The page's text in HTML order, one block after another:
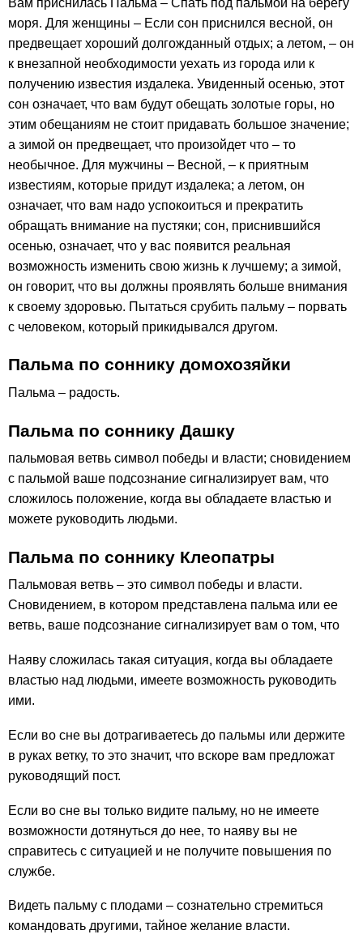
моря. Для женщины – Если сон приснился весной, он
предвещает хороший долгожданный отдых; а летом, – он
к внезапной необходимости уехать из города или к
получению известия издалека. Увиденный осенью, этот
сон означает, что вам будут обещать золотые горы, но
этим обещаниям не стоит придавать большое значение;
а зимой он предвещает, что произойдет что – то
необычное. Для мужчины – Весной, – к приятным
известиям, которые придут издалека; а летом, он
означает, что вам надо успокоиться и прекратить
обращать внимание на пустяки; сон, приснившийся
осенью, означает, что у вас появится реальная
возможность изменить свою жизнь к лучшему; а зимой,
он говорит, что вы должны проявлять больше внимания
к своему здоровью. Пытаться срубить пальму – порвать
с человеком, который прикидывался другом.
Пальма по соннику домохозяйки
Пальма – радость.
Пальма по соннику Дашку
пальмовая ветвь символ победы и власти; сновидением
с пальмой ваше подсознание сигнализирует вам, что
сложилось положение, когда вы обладаете властью и
можете руководить людьми.
Пальма по соннику Клеопатры
Пальмовая ветвь – это символ победы и власти.
Сновидением, в котором представлена пальма или ее
ветвь, ваше подсознание сигнализирует вам о том, что
Наяву сложилась такая ситуация, когда вы обладаете
властью над людьми, имеете возможность руководить
ими.
Если во сне вы дотрагиваетесь до пальмы или держите
в руках ветку, то это значит, что вскоре вам предложат
руководящий пост.
Если во сне вы только видите пальму, но не имеете
возможности дотянуться до нее, то наяву вы не
справитесь с ситуацией и не получите повышения по
службе.
Видеть пальму с плодами – сознательно стремиться
командовать другими, тайное желание власти.